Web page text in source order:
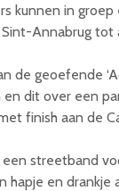
kunnen in
Annabrug tot
de geoefende
dit over een
finish aan de
streetband
hapje en drankje